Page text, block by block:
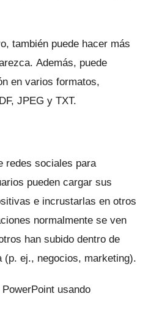
también puede hacer más
Además, puede
en varios formatos,
JPEG y TXT.
redes sociales para
pueden cargar sus
e incrustarlas en otros
normalmente se ven
han subido dentro de
(p. ej., negocios, marketing).
usando